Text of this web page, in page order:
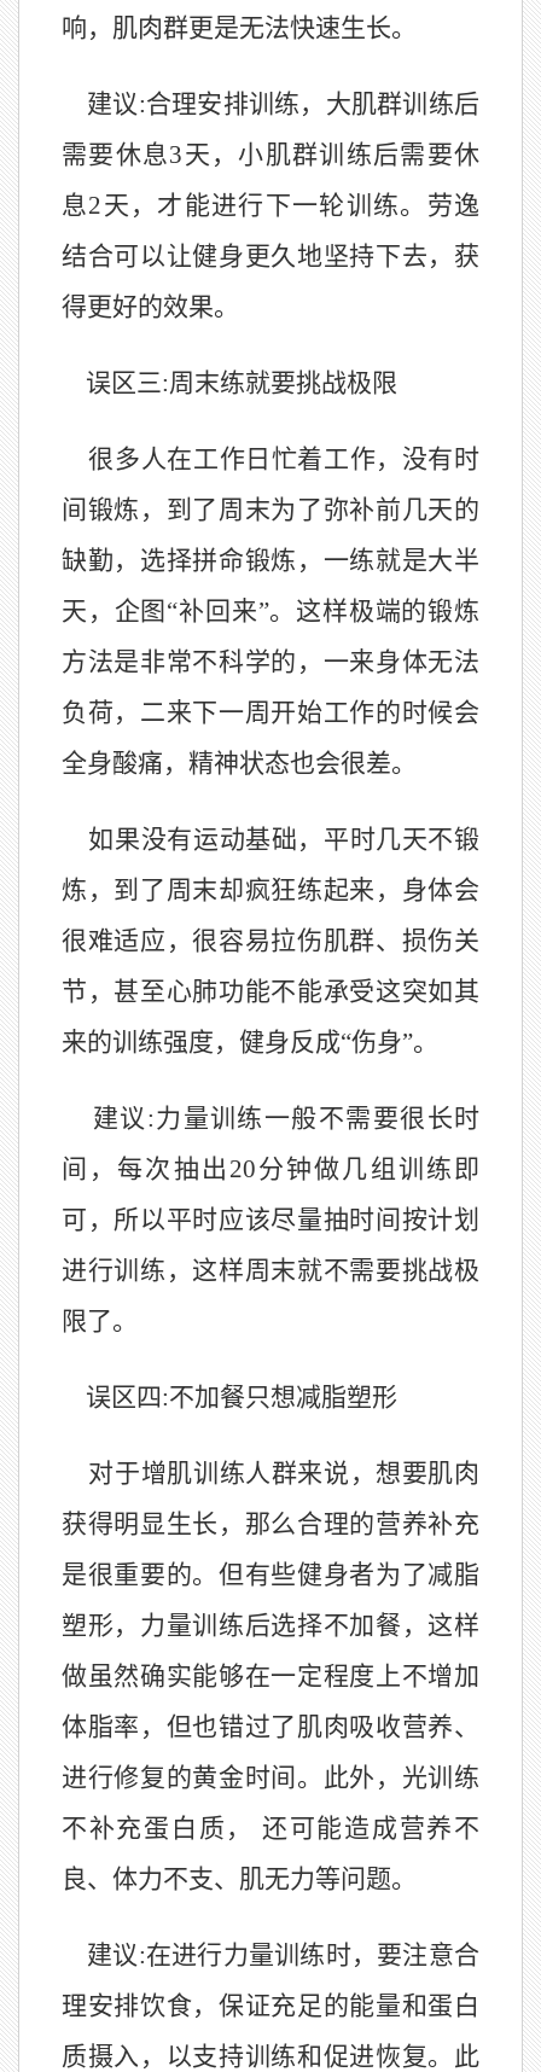
响，肌肉群更是无法快速生长。
建议:合理安排训练， 大肌群训练后
需要休息3天，小肌群训练后需要休
息2天，才能进行下一轮训练。劳逸
结合可以让健身更久地坚持下去，获
得更好的效果。
误区三:周末练就要挑战极限
很多人在工作日忙着工作，没有时
间锻炼，到了周末为了弥补前几天的
缺勤，选择拼命锻炼， 一练就是大半
天，企图“补回来”。这样极端的锻炼
方法是非常不科学的，一来身体无法
负荷，二来下一周开始工作的时候会
全身酸痛，精神状态也会很差。
如果没有运动基础，平时几天不锻
炼，到了周末却疯狂练起来，身体会
很难适应，很容易拉伤肌群、损伤关
节，甚至心肺功能不能承受这突如其
来的训练强度，健身反成“伤身”。
建议:力量训练一般不需要很长时
间，每次抽出20分钟做几组训练即
可，所以平时应该尽量抽时间按计划
进行训练，这样周末就不需要挑战极
限了。
误区四:不加餐只想减脂塑形
对于增肌训练人群来说，想要肌肉
获得明显生长，那么合理的营养补充
是很重要的。但有些健身者为了减脂
塑形，力量训练后选择不加餐，这样
做虽然确实能够在一定程度上不增加
体脂率，但也错过了肌肉吸收营养、
进行修复的黄金时间。此外，光训练
不补充蛋白质， 还可能造成营养不
良、体力不支、肌无力等问题。
建议:在进行力量训练时，要注意合
理安排饮食，保证充足的能量和蛋白
质摄入，以支持训练和促进恢复。此